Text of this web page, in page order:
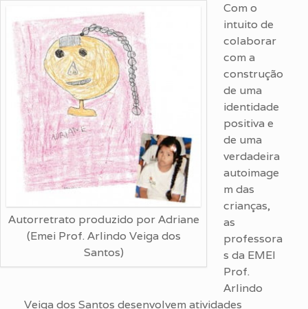
Autorretrato produzido por Adriane
(Emei Prof. Arlindo Veiga dos
Santos)
Com o
intuito de
colaborar
com a
construção
de uma
identidade
positiva e
de uma
verdadeira
autoimage
m das
crianças,
as
professora
s da EMEI
Prof.
Arlindo
Veiga dos Santos desenvolvem atividades